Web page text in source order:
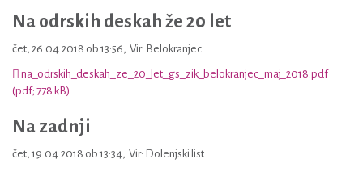
Na odrskih deskah že 20 let
čet, 26.04.2018 ob 13:56, Vir: Belokranjec
na_odrskih_deskah_ze_20_let_gs_zik_belokranjec_maj_2018.pdf
(pdf; 778 kB)
Na zadnji
čet, 19.04.2018 ob 13:34, Vir: Dolenjski list